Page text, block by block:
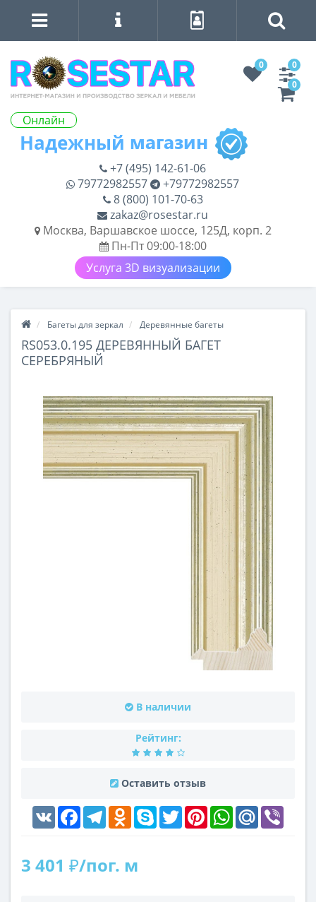
Онлайн
0
0
0
+7 (495) 142-61-06
79772982557
+79772982557
8 (800) 101-70-63
zakaz@rosestar.ru
Москва, Варшавское шоссе, 125Д, корп. 2
Пн-Пт 09:00-18:00
Услуга 3D визуализации
Багеты для зеркал Деревянные багеты
RS053.0.195 ДЕРЕВЯННЫЙ БАГЕТ
СЕРЕБРЯНЫЙ
В наличии
Рейтинг:
Оставить отзыв
VK FacebookTelegramOdnoklassniki
Skype Twitter PinterestWhatsAppMail.Ru
3 401 ₽/пог. м